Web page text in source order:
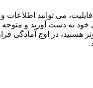
قابلیت، می‌ توانید
به دست آورید و متوجه
هستید، در اوج آمادگی